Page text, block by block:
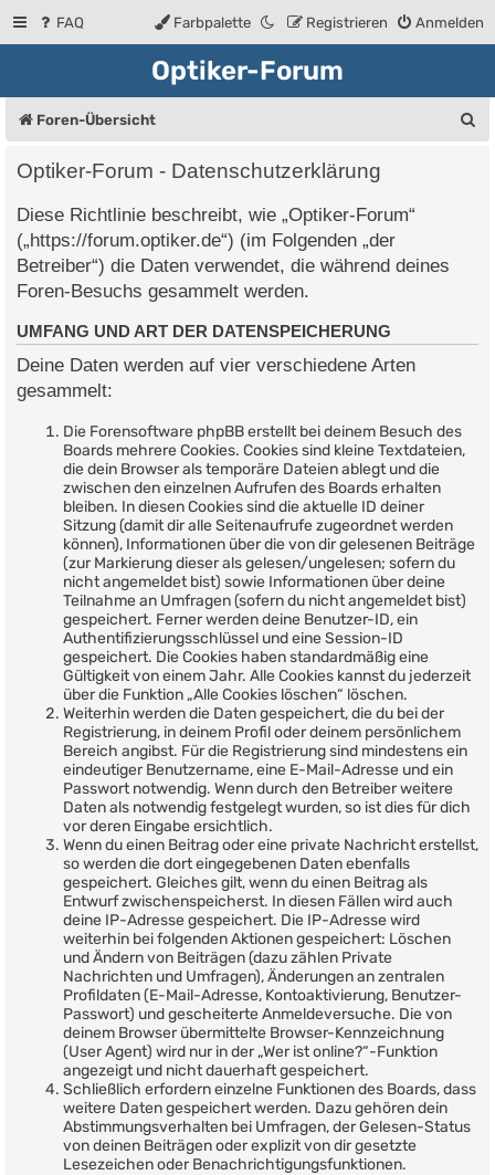
FAQ Anmelden
Registrieren
Farbpalette
Optiker-Forum
Foren-Übersicht
Optiker-Forum - Datenschutzerklärung
Diese Richtlinie beschreibt, wie „Optiker-Forum“
(„https://forum.optiker.de“) (im Folgenden „der
Betreiber“) die Daten verwendet, die während deines
Foren-Besuchs gesammelt werden.
UMFANG UND ART DER DATENSPEICHERUNG
Deine Daten werden auf vier verschiedene Arten
gesammelt:
Die Forensoftware phpBB erstellt bei deinem Besuch des
Boards mehrere Cookies. Cookies sind kleine Textdateien,
die dein Browser als temporäre Dateien ablegt und die
zwischen den einzelnen Aufrufen des Boards erhalten
bleiben. In diesen Cookies sind die aktuelle ID deiner
Sitzung (damit dir alle Seitenaufrufe zugeordnet werden
können), Informationen über die von dir gelesenen Beiträge
(zur Markierung dieser als gelesen/ungelesen; sofern du
nicht angemeldet bist) sowie Informationen über deine
Teilnahme an Umfragen (sofern du nicht angemeldet bist)
gespeichert. Ferner werden deine Benutzer-ID, ein
Authentifizierungsschlüssel und eine Session-ID
gespeichert. Die Cookies haben standardmäßig eine
Gültigkeit von einem Jahr. Alle Cookies kannst du jederzeit
über die Funktion „Alle Cookies löschen“ löschen.
Weiterhin werden die Daten gespeichert, die du bei der
Registrierung, in deinem Profil oder deinem persönlichem
Bereich angibst. Für die Registrierung sind mindestens ein
eindeutiger Benutzername, eine E-Mail-Adresse und ein
Passwort notwendig. Wenn durch den Betreiber weitere
Daten als notwendig festgelegt wurden, so ist dies für dich
vor deren Eingabe ersichtlich.
Wenn du einen Beitrag oder eine private Nachricht erstellst,
so werden die dort eingegebenen Daten ebenfalls
gespeichert. Gleiches gilt, wenn du einen Beitrag als
Entwurf zwischenspeicherst. In diesen Fällen wird auch
deine IP-Adresse gespeichert. Die IP-Adresse wird
weiterhin bei folgenden Aktionen gespeichert: Löschen
und Ändern von Beiträgen (dazu zählen Private
Nachrichten und Umfragen), Änderungen an zentralen
Profildaten (E-Mail-Adresse, Kontoaktivierung, Benutzer-
Passwort) und gescheiterte Anmeldeversuche. Die von
deinem Browser übermittelte Browser-Kennzeichnung
(User Agent) wird nur in der „Wer ist online?“-Funktion
angezeigt und nicht dauerhaft gespeichert.
Schließlich erfordern einzelne Funktionen des Boards, dass
weitere Daten gespeichert werden. Dazu gehören dein
Abstimmungsverhalten bei Umfragen, der Gelesen-Status
von deinen Beiträgen oder explizit von dir gesetzte
Lesezeichen oder Benachrichtigungsfunktionen.